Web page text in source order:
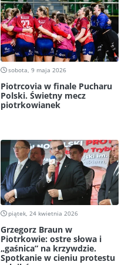
sobota, 9 maja 2026
Piotrcovia w finale Pucharu
Polski. Świetny mecz
piotrkowianek
piątek, 24 kwietnia 2026
Grzegorz Braun w
Piotrkowie: ostre słowa i
„gaśnica” na krzywdzie.
Spotkanie w cieniu protestu